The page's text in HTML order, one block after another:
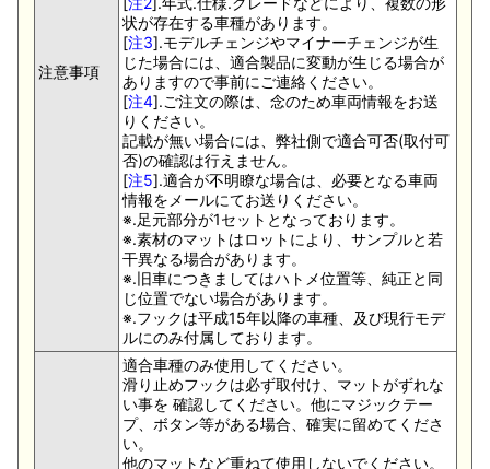
注意事項
状が存在する車種があります。
[注3].モデルチェンジやマイナーチェンジが生
じた場合には、適合製品に変動が生じる場合が
ありますので事前にご連絡ください。
[注4].ご注文の際は、念のため車両情報をお送
りください。
記載が無い場合には、弊社側で適合可否(取付可
否)の確認は行えません。
[注5].適合が不明瞭な場合は、必要となる車両
情報をメールにてお送りください。
※.足元部分が1セットとなっております。
※.素材のマットはロットにより、サンプルと若
干異なる場合があります。
※.旧車につきましてはハトメ位置等、純正と同
じ位置でない場合があります。
※.フックは平成15年以降の車種、及び現行モデ
ルにのみ付属しております。
適合車種のみ使用してください。
滑り止めフックは必ず取付け、マットがずれな
い事を 確認してください。他にマジックテー
プ、ボタン等がある場合、確実に留めてくださ
い。
他のマットなど重ねて使用しないでください。